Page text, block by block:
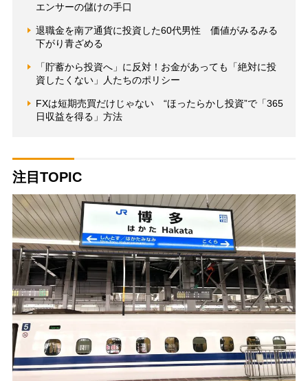
エンサーの儲けの手口
退職金を南ア通貨に投資した60代男性 価値がみるみる
下がり青ざめる
「貯蓄から投資へ」に反対！お金があっても「絶対に投
資したくない」人たちのポリシー
FXは短期売買だけじゃない “ほったらかし投資”で「365
日収益を得る」方法
注目TOPIC